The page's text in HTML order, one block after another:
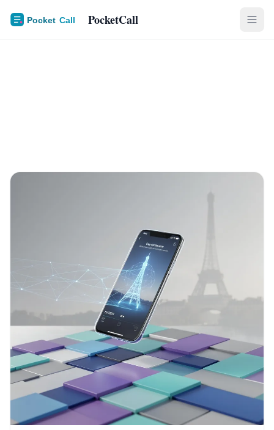
PocketCall